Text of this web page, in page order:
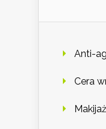
Anti-
Cera